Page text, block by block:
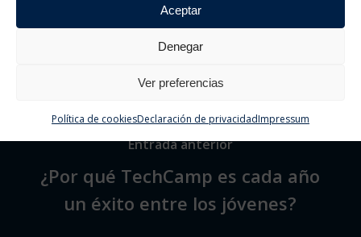
Aceptar
Denegar
Ver preferencias
Política de cookiesDeclaración de privacidadImpressum
Entrada anterior
¿Por qué TechCamp es cada año
un éxito entre los jóvenes?